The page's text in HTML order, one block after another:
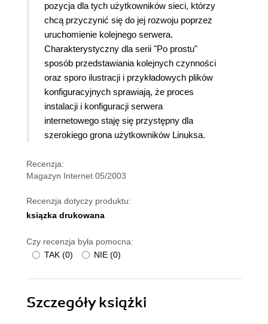
pozycja dla tych użytkowników sieci, którzy
chcą przyczynić się do jej rozwoju poprzez
uruchomienie kolejnego serwera.
Charakterystyczny dla serii "Po prostu"
sposób przedstawiania kolejnych czynności
oraz sporo ilustracji i przykładowych plików
konfiguracyjnych sprawiają, że proces
instalacji i konfiguracji serwera
internetowego staję się przystępny dla
szerokiego grona użytkowników Linuksa.
Recenzja:
Magazyn Internet 05/2003
Recenzja dotyczy produktu:
ksiązka drukowana
Czy recenzja była pomocna:
TAK (0) NIE (0)
Szczegółyksiążki